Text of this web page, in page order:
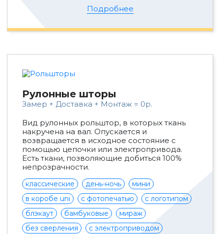
Подробнее
Рулонные шторы
Замер + Доставка + Монтаж = 0р.
Вид рулонных рольштор, в которых ткань
накручена на вал. Опускается и
возвращается в исходное состояние с
помощью цепочки или электропривода.
Есть ткани, позволяющие добиться 100%
непрозрачности.
классические день-ночь
мини
в коробе uni
с фотопечатью
с логотипом
блэкаут
бамбуковые
мираж
без сверления
с электроприводом